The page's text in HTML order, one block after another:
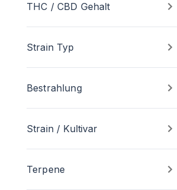
THC / CBD Gehalt
Strain Typ
Bestrahlung
Strain / Kultivar
Terpene